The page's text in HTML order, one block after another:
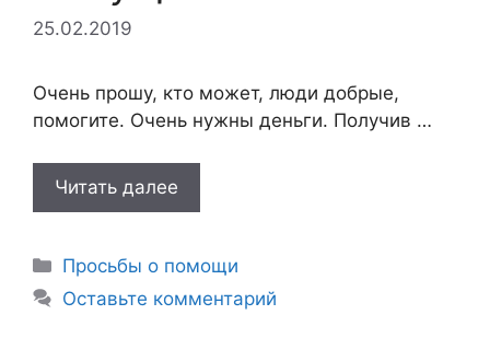
25.02.2019
Очень прошу, кто может, люди добрые,
помогите. Очень нужны деньги. Получив …
Читать далее
Рубрики
Просьбы о помощи
Оставьте комментарий